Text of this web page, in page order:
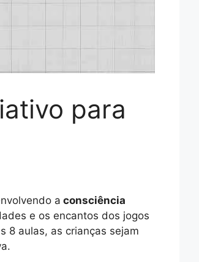
para
a consciência
e os encantos dos jogos
8 aulas, as crianças sejam